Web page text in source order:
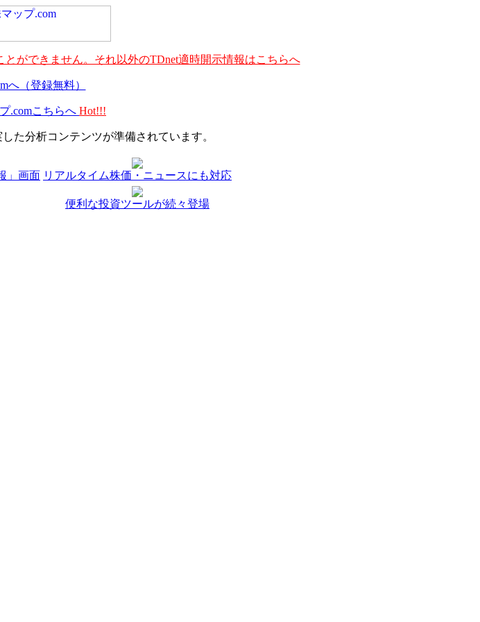
ができません。それ以外のTDnet適時開示情報はこちらへ
へ（登録無料）
.comこちらへ Hot!!!
た分析コンテンツが準備されています。
」画面 リアルタイム株価・ニュースにも対応
便利な投資ツールが続々登場